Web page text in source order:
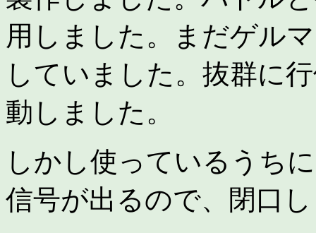
用しました。まだゲル
していました。抜群に
動しました。
しかし使っているうち
信号が出るので、閉口